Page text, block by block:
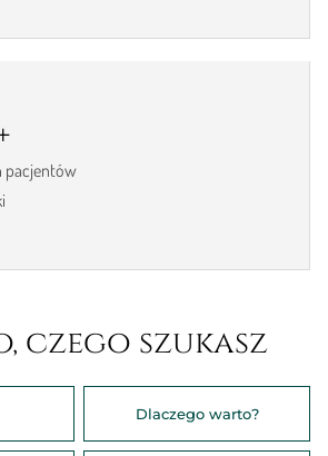
pacjentów
czego szukasz
Dlaczego warto?